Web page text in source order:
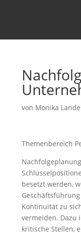
von Monika
Themenbereich
besetzt werden,
Kontinuität zu
vermeiden. Dazu
kritische Stellen,